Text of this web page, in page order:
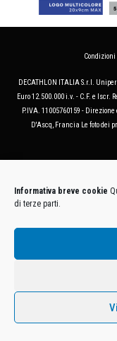
Informativa breve cookie
di terze parti.
DECATHLON ITALIA S.r.l.
Euro 12.500.000 i.v. - C.F. e Iscr.
P.IVA. 11005760159 -
D'Ascq, Francia Le foto dei